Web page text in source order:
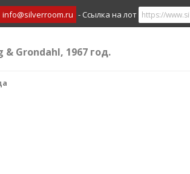
info@silverroom.ru - Ссылка на лот
& Grondahl, 1967 год.